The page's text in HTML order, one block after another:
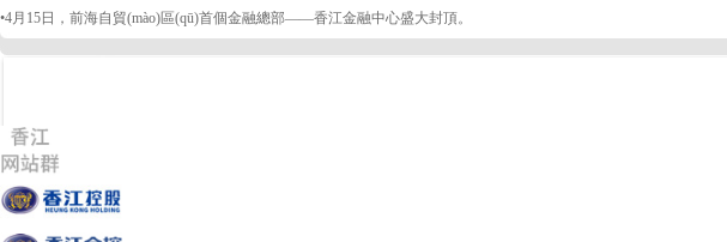
•4月15日，前海自貿(mào)區(qū)首個金融總部——香江金融中心盛大封頂。